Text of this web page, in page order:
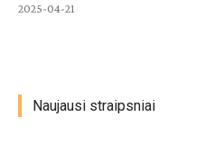
2025-04-21
Naujausi straipsniai